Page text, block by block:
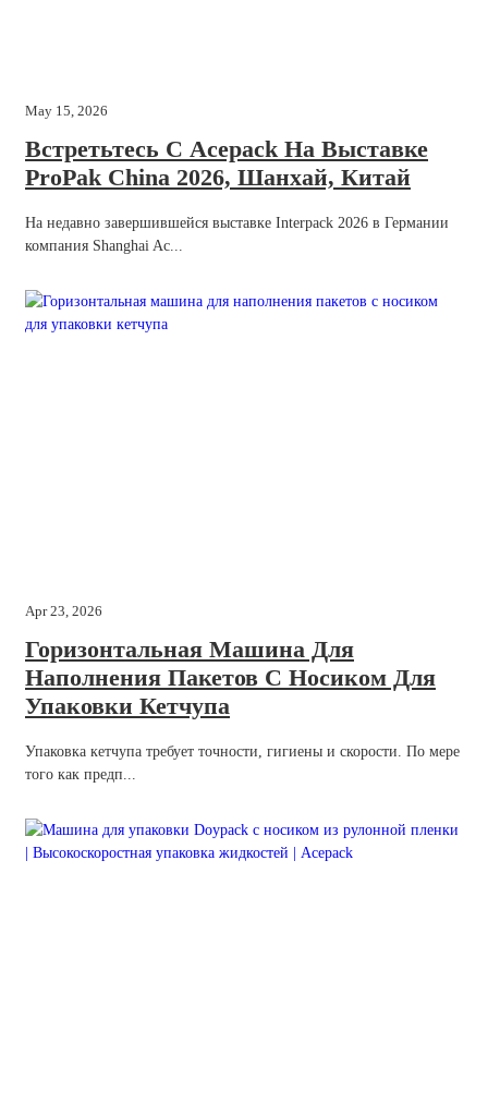
May 15, 2026
Встретьтесь С Acepack На Выставке
ProPak China 2026, Шанхай, Китай
На недавно завершившейся выставке Interpack 2026 в Германии
компания Shanghai Ac...
Apr 23, 2026
Горизонтальная Машина Для
Наполнения Пакетов С Носиком Для
Упаковки Кетчупа
Упаковка кетчупа требует точности, гигиены и скорости. По мере
того как предп...